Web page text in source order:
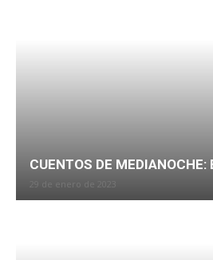
CUENTOS DE
29 de enero de 2023